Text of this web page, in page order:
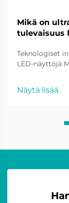
Mikä on
tulevaisuus
Teknologiset
LED-näyttöjä
näyttöjen
Näytä lisää